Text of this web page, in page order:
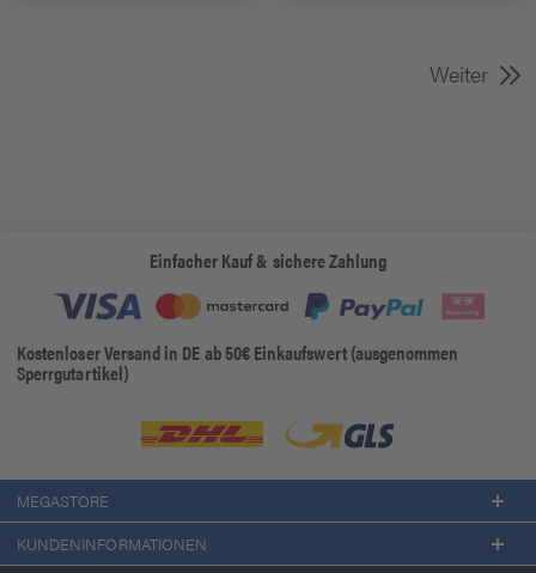
Weiter
Einfacher Kauf & sichere Zahlung
Kostenloser Versand in DE ab 50€ Einkaufswert (ausgenommen
Sperrgutartikel)
MEGASTORE
KUNDENINFORMATIONEN